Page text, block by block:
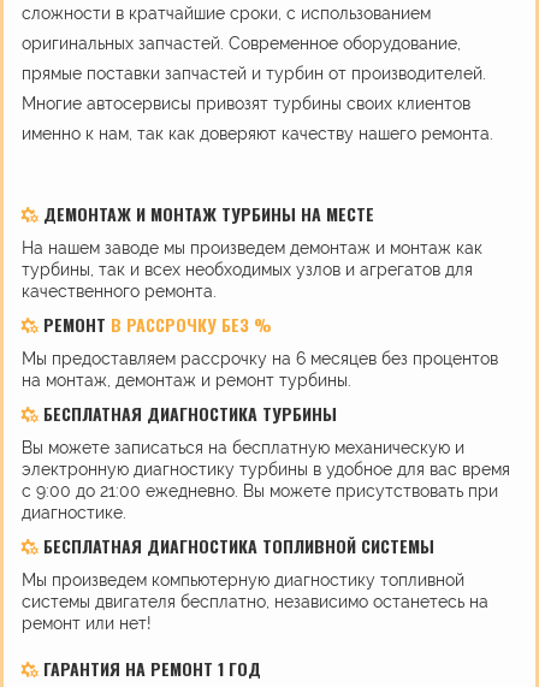
сложности в кратчайшие сроки, с использованием
оригинальных запчастей. Современное оборудование,
прямые поставки запчастей и турбин от производителей.
Многие автосервисы привозят турбины своих клиентов
именно к нам, так как доверяют качеству нашего ремонта.
ДЕМОНТАЖ И МОНТАЖ ТУРБИНЫ НА МЕСТЕ
На нашем заводе мы произведем демонтаж и монтаж как
турбины, так и всех необходимых узлов и агрегатов для
качественного ремонта.
РЕМОНТ В РАССРОЧКУ БЕЗ %
Мы предоставляем рассрочку на 6 месяцев без процентов
на монтаж, демонтаж и ремонт турбины.
БЕСПЛАТНАЯ ДИАГНОСТИКА ТУРБИНЫ
Вы можете записаться на бесплатную механическую и
электронную диагностику турбины в удобное для вас время
с 9:00 до 21:00 ежедневно. Вы можете присутствовать при
диагностике.
БЕСПЛАТНАЯ ДИАГНОСТИКА ТОПЛИВНОЙ СИСТЕМЫ
Мы произведем компьютерную диагностику топливной
системы двигателя бесплатно, независимо останетесь на
ремонт или нет!
ГАРАНТИЯ НА РЕМОНТ 1 ГОД